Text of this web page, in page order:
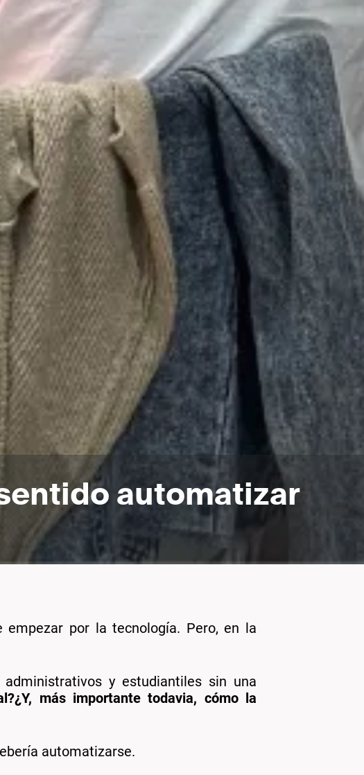
automatizar
empezar por la tecnología. Pero, en la
y estudiantiles sin una
más importante todavia, cómo la
automatizarse.